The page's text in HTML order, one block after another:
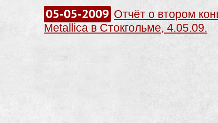
05-05-2009 Отчёт о втором
Metallica в Стокгольме, 4.05.09.